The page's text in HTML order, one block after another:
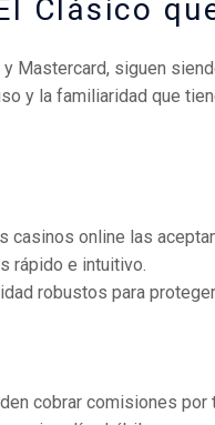
Clásico
Mastercard, siguen
y la familiaridad que
casinos online las
rápido e intuitivo.
robustos para
cobrar comisiones por